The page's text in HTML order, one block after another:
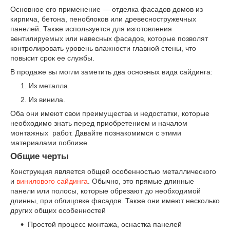
Основное его применение — отделка фасадов домов из
кирпича, бетона, пеноблоков или древесностружечных
панелей. Также используется для изготовления
вентилируемых или навесных фасадов, которые позволят
контролировать уровень влажности главной стены, что
повысит срок ее службы.
В продаже вы могли заметить два основных вида сайдинга:
Из металла.
Из винила.
Оба они имеют свои преимущества и недостатки, которые
необходимо знать перед приобретением и началом
монтажных работ. Давайте познакомимся с этими
материалами поближе.
Общие черты
Конструкция является общей особенностью металлического
и винилового сайдинга. Обычно, это прямые длинные
панели или полосы, которые обрезают до необходимой
длинны, при облицовке фасадов. Также они имеют несколько
других общих особенностей
Простой процесс монтажа, оснастка панелей